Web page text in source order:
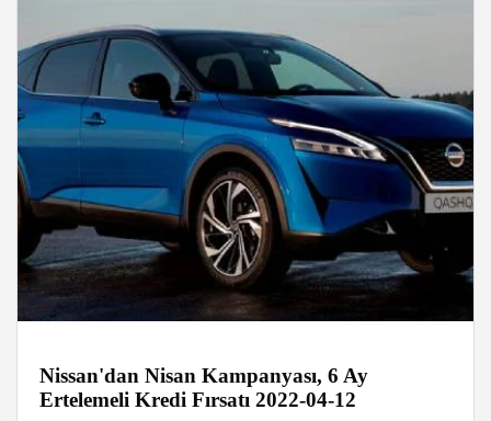
Nissan'dan Nisan Kampanyası, 6 Ay
Ertelemeli Kredi Fırsatı 2022-04-12